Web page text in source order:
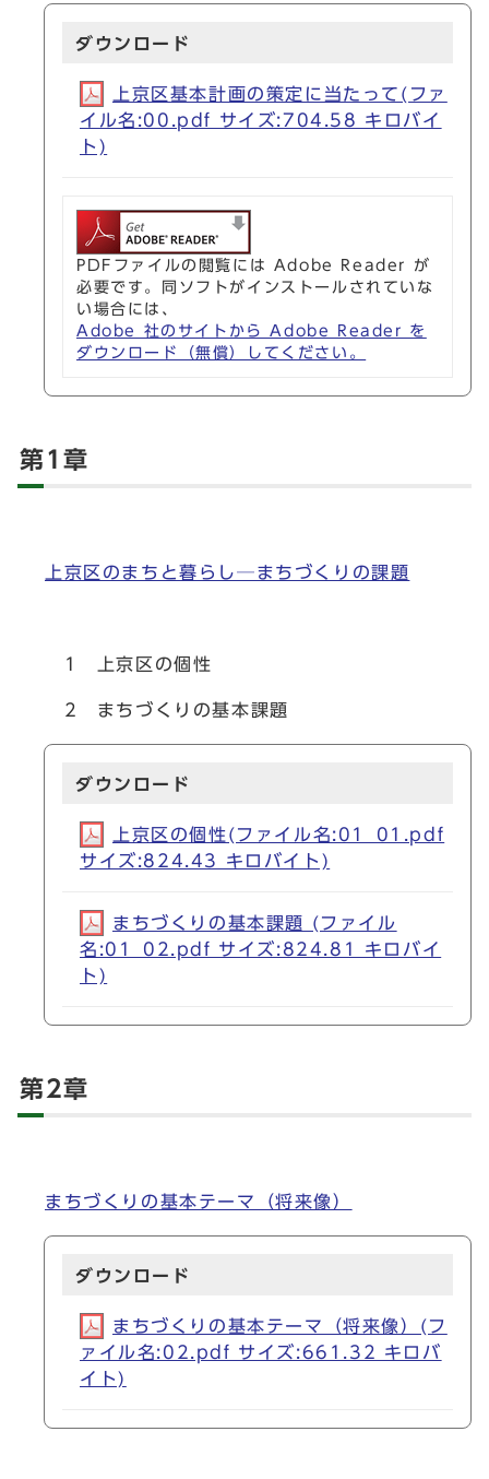
ダウンロード
上京区基本計画の策定に当たって(ファ
イル名:00.pdf サイズ:704.58 キロバイ
ト)
PDFファイルの閲覧には Adobe Reader が
必要です。同ソフトがインストールされていな
い場合には、
Adobe 社のサイトから Adobe Reader を
ダウンロード（無償）してください。
第1章
上京区のまちと暮らし─まちづくりの課題
1 上京区の個性
2 まちづくりの基本課題
ダウンロード
上京区の個性(ファイル名:01_01.pdf
サイズ:824.43 キロバイト)
まちづくりの基本課題 (ファイル
名:01_02.pdf サイズ:824.81 キロバイ
ト)
第2章
まちづくりの基本テーマ（将来像）
ダウンロード
まちづくりの基本テーマ（将来像）(フ
ァイル名:02.pdf サイズ:661.32 キロバ
イト)